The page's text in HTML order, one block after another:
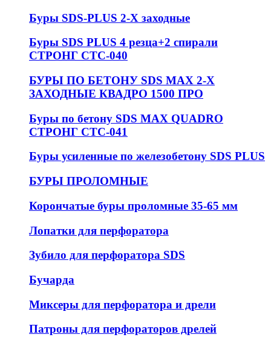
Буры SDS-PLUS 2-Х заходные
Буры SDS PLUS 4 резца+2 спирали
СТРОНГ СТС-040
БУРЫ ПО БЕТОНУ SDS MAX 2-Х
ЗАХОДНЫЕ КВАДРО 1500 ПРО
Буры по бетону SDS MAX QUADRO
СТРОНГ СТС-041
Буры усиленные по железобетону SDS PLUS
БУРЫ ПРОЛОМНЫЕ
Корончатые буры проломные 35-65 мм
Лопатки для перфоратора
Зубило для перфоратора SDS
Бучарда
Миксеры для перфоратора и дрели
Патроны для перфораторов дрелей